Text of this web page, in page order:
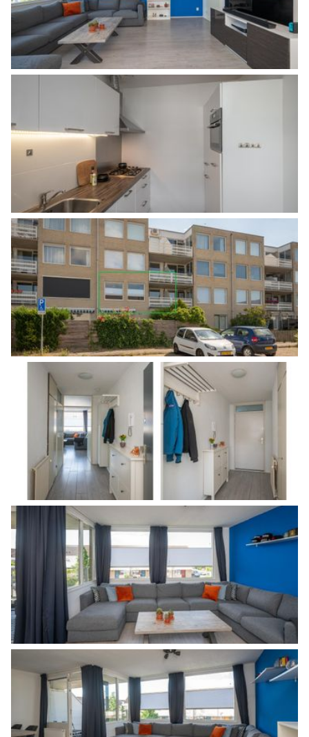
Eigendomssituatie
Volle eigendom
Perceel
25-N-5825
Parkeergelegenheid
Openbaar parkeren